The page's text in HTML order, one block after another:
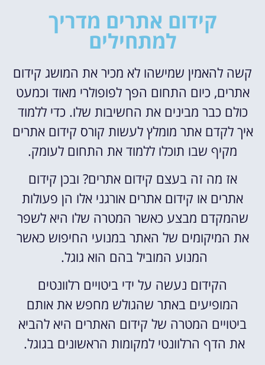
קידום אתרים מדריך
למתחילים
קשה להאמין שמישהו לא מכיר את המושג קידום
אתרים, כיום התחום הפך לפופולרי מאוד וכמעט
כולם כבר מבינים את החשיבות שלו. כדי ללמוד
איך לקדם אתר מומלץ לעשות קורס קידום אתרים
מקיף שבו תוכלו ללמוד את התחום לעומק.
אז מה זה בעצם קידום אתרים? ובכן קידום
אתרים או קידום אתרים אורגני אלו הן פעולות
שהמקדם מבצע כאשר המטרה שלו היא לשפר
את המיקומים של האתר במנועי החיפוש כאשר
המנוע המוביל בהם הוא גוגל.
הקידום נעשה על ידי ביטויים רלוונטים
המופיעים באתר שהגולש מחפש את אותם
ביטויים המטרה של קידום האתרים היא להביא
את הדף הרלוונטי למקומות הראשונים בגוגל.